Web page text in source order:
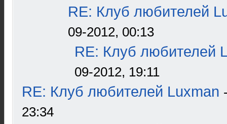
RE: Клуб любителей
09-2012, 00:13
RE: Клуб любителей
09-2012, 19:11
RE: Клуб любителей Luxman
23:34